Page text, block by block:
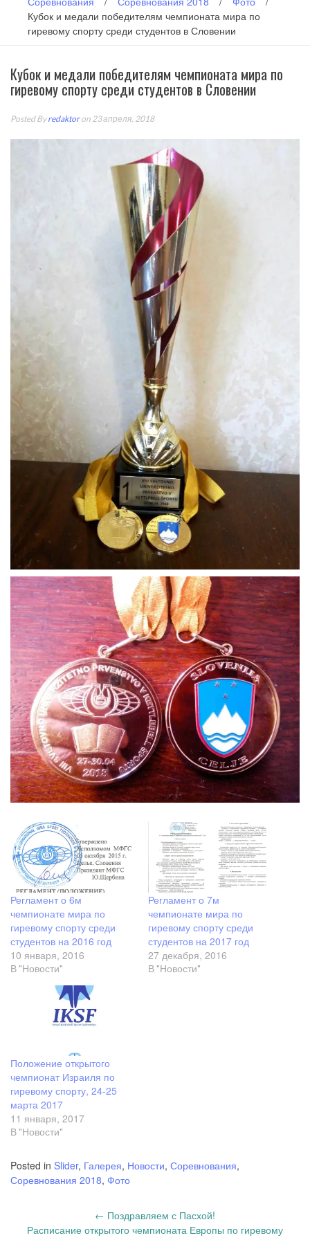
Кубок и медали победителям чемпионата мира по
гиревому спорту среди студентов в Словении
Кубок и медали победителям чемпионата мира по
гиревому спорту среди студентов в Словении
Posted Byredaktoron 23 апреля, 2018
Регламент о 6м
чемпионате мира по
гиревому спорту среди
студентов на 2016 год
10 января, 2016
В "Новости"
Регламент о 7м
чемпионате мира по
гиревому спорту среди
студентов на 2017 год
27 декабря, 2016
В "Новости"
Положение открытого
чемпионат Израиля по
гиревому спорту, 24-25
марта 2017
11 января, 2017
В "Новости"
Posted in Slider, Галерея, Новости, Соревнования,
Соревнования 2018, Фото
navigation
← Поздравляем с Пасхой!
Расписание открытого чемпионата Европы по гиревому